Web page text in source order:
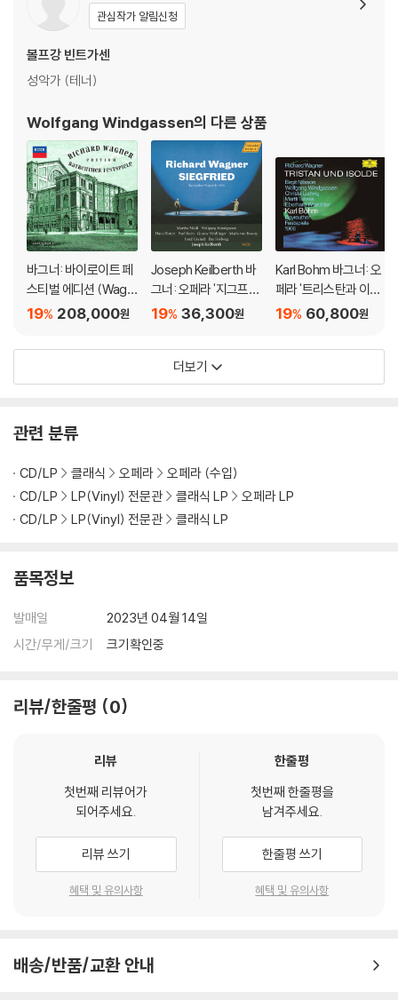
관심작가 알림신청
볼프강 빈트가센
성악가 (테너)
Wolfgang Windgassen의 다른 상품
바그너: 바이로이트 페
스티벌 에디션 (Wagn
er: Edition Bayreuth
D 박스세트]
208,000원
19%
Joseph Keilberth 바
그너: 오페라 '지그프리
트' (Wagner: Siegfrie
spiele 1955)
36,300원
19%
Karl Bohm 바그너: 오
페라 '트리스탄과 이졸
데' (Wagner: Tristan
60,800원
19%
더보기
관련 분류
CD/LP 클래식 오페라
오페라 (수입)
CD/LP
LP(Vinyl) 전문관 클래식 LP
오페라 LP
CD/LP
LP(Vinyl) 전문관 클래식 LP
품목정보
발매일
2023년 04월 14일
시간/무게/크기
크기확인중
리뷰/한줄평 0
리뷰
첫번째 리뷰어가
되어주세요.
리뷰 쓰기
혜택 및 유의사항
한줄평
첫번째 한줄평을
남겨주세요.
한줄평 쓰기
혜택 및 유의사항
배송/반품/교환 안내